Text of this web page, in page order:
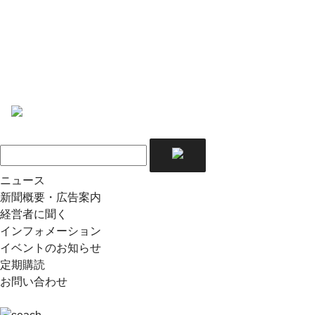
ニュース
新聞概要・広告案内
経営者に聞く
インフォメーション
イベントのお知らせ
定期購読
お問い合わせ